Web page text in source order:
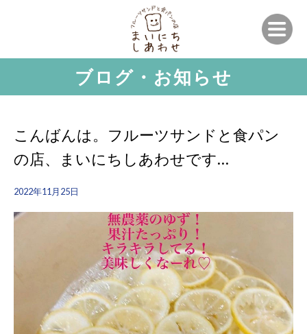
ブログ・お知らせ
こんばんは。フルーツサンドと食パン
の店、まいにちしあわせです…
2022年11月25日